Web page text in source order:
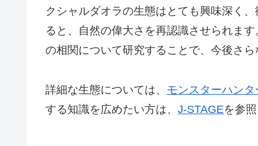
クシャルダオラの生態はとても興味深く
ると、自然の偉大さを再認識させられま
の相関について研究することで、今後さ
詳細な生態については、 モンスターハンタ
する知識を広めたい方は、 J-STAGEを参